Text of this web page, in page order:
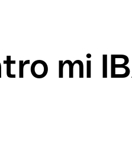
mi